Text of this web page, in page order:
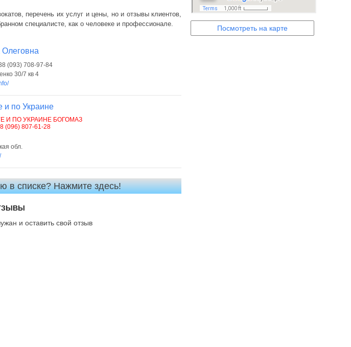
перечень их услуг и цены, но и отзывы клиентов,
специалисте, как о человеке и профессионале.
Олеговна
(093) 708-97-84
30/7 кв 4
и по Украине
И ПО УКРАИНЕ БОГОМАЗ
807-61-28
обл.
в списке? Нажмите здесь!
и оставить свой отзыв
Посмотреть на карте